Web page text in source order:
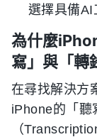
選擇具備AI
為什麼
寫」與「轉
在尋找解決方
iPhone的「聽
（